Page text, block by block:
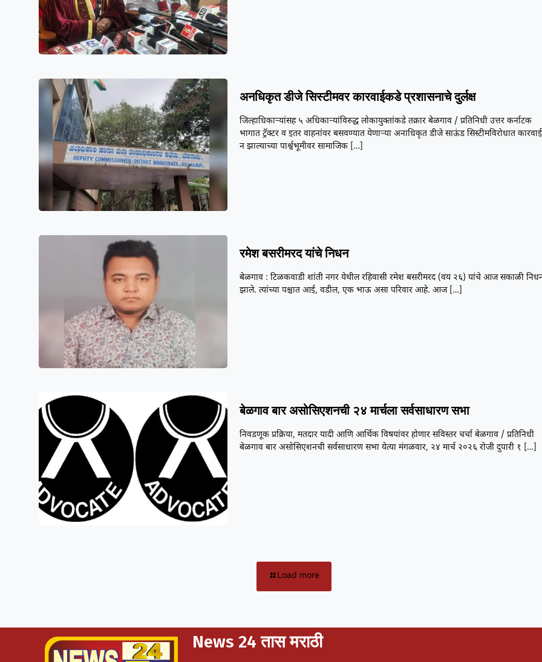
अनधिकृत डीजे सिस्टीमवर कारवाईकडे प्रशासनाचे दुर्लक्ष
जिल्हाधिकाऱ्यांसह ५ अधिकाऱ्यांविरुद्ध लोकायुक्तांकडे तक्रार बेळगाव / प्रतिनिधी उत्तर कर्नाटक
भागात ट्रॅक्टर व इतर वाहनांवर बसवण्यात येणाऱ्या अनाधिकृत डीजे साऊंड सिस्टीमविरोधात कारवाई
न झाल्याच्या पार्श्वभूमीवर सामाजिक […]
रमेश बसरीमरद यांचे निधन
बेळगाव : टिळकवाडी शांती नगर येथील रहिवासी रमेश बसरीमरद (वय २६) यांचे आज सकाळी
झाले. त्यांच्या पश्चात आई, वडील, एक भाऊ असा परिवार आहे. आज[…]
बेळगाव बार असोसिएशनची २४ मार्चला सर्वसाधारण सभा
निवडणूक प्रक्रिया, मतदार यादी आणि आर्थिक विषयांवर होणार सविस्तर चर्चा बेळगाव / प्रतिनिधी
बेळगाव बार असोसिएशनची सर्वसाधारण सभा येत्या मंगळवार, २४ मार्च २०२६ रोजी दुपारी १ […]
Load more
News 24 तास मराठी